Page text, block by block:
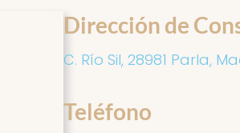
Dirección de
C. Río Sil, 28981 Parla,
Teléfono